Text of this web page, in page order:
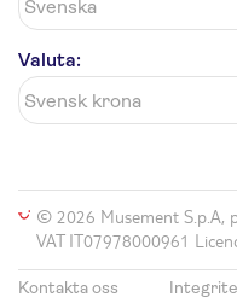
Valuta:
© 2026 Musement S.p.A,
VAT IT07978000961
Kontakta oss